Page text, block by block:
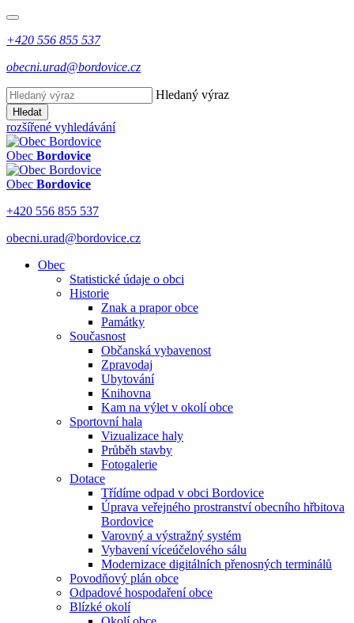
+420 556 855 537
obecni.urad@bordovice.cz
Hledaný výraz
Hledat
rozšířené vyhledávání
Obec Bordovice
Obec Bordovice
+420 556 855 537
obecni.urad@bordovice.cz
Obec
Statistické údaje o obci
Historie
Znak a prapor obce
Památky
Současnost
Občanská vybavenost
Zpravodaj
Ubytování
Knihovna
Kam na výlet v okolí obce
Sportovní hala
Vizualizace haly
Průběh stavby
Fotogalerie
Dotace
Třídíme odpad v obci Bordovice
Úprava veřejného prostranství obecního hřbitova
Bordovice
Varovný a výstražný systém
Vybavení víceúčelového sálu
Modernizace digitálních přenosných terminálů
Povodňový plán obce
Odpadové hospodaření obce
Blízké okolí